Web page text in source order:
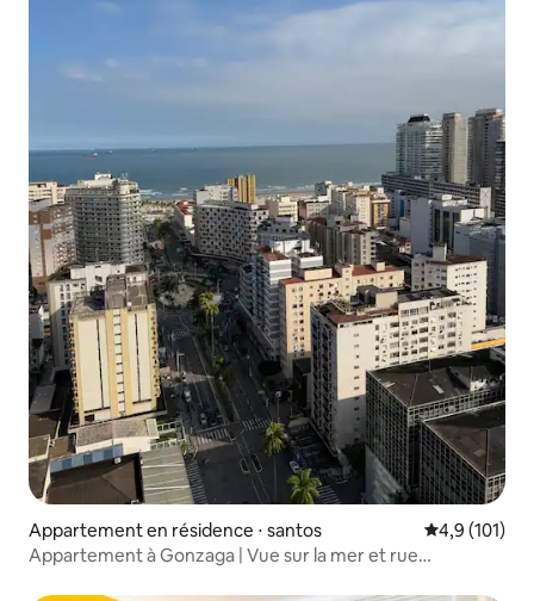
Appartement en résidence ⋅ santos Évaluation
4,9 (101)
Appartement à Gonzaga | Vue sur la mer et rue